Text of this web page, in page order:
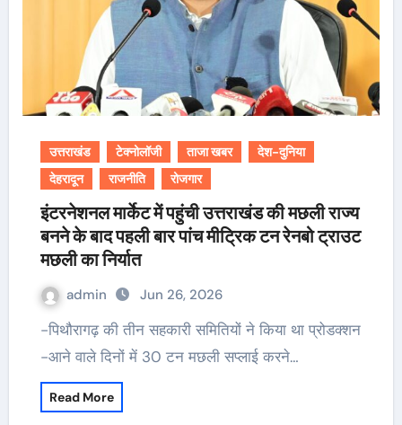
उत्तराखंड टेक्नोलॉजी ताजा खबर
देश-दुनिया
देहरादून
राजनीति रोजगार
इंटरनेशनल मार्केट में पहुंची उत्तराखंड की मछली राज्य
बनने के बाद पहली बार पांच मीट्रिक टन रेनबो ट्राउट
मछली का निर्यात
admin Jun 26, 2026
-पिथौरागढ़ की तीन सहकारी समितियों ने किया था प्रोडक्शन
-आने वाले दिनों में 30 टन मछली सप्लाई करने…
Read More